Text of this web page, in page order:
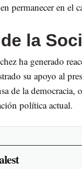
permanecer en el
la
ha generado
su apoyo al
de la democracia,
política actual.